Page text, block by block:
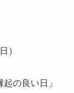
）
の良い日」